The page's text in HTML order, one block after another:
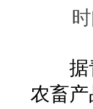
据青
农畜